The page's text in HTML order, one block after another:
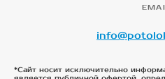
*Сайт носит исключительно